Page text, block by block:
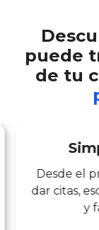
puede
de tu
Desde el
dar citas,
y